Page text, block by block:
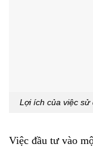
Lợi ích của việc sử
Việc đầu tư vào